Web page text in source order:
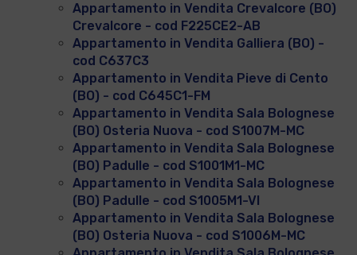
Appartamento in Vendita Crevalcore (BO)
Crevalcore - cod F225CE2-AB
Appartamento in Vendita Galliera (BO) -
cod C637C3
Appartamento in Vendita Pieve di Cento
(BO) - cod C645C1-FM
Appartamento in Vendita Sala Bolognese
(BO) Osteria Nuova - cod S1007M-MC
Appartamento in Vendita Sala Bolognese
(BO) Padulle - cod S1001M1-MC
Appartamento in Vendita Sala Bolognese
(BO) Padulle - cod S1005M1-VI
Appartamento in Vendita Sala Bolognese
(BO) Osteria Nuova - cod S1006M-MC